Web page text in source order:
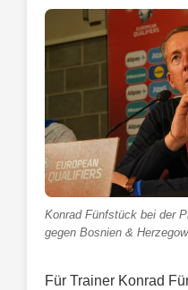
Konrad Fünfstück bei der
gegen Bosnien &
Für Trainer Konrad